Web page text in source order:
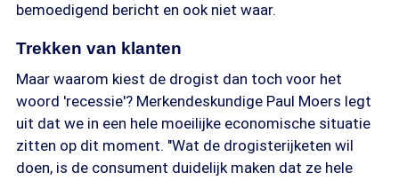
bemoedigend bericht en ook niet waar.
Trekken van klanten
Maar waarom kiest de drogist dan toch voor het
woord 'recessie'? Merkendeskundige Paul Moers legt
uit dat we in een hele moeilijke economische situatie
zitten op dit moment. "Wat de drogisterijketen wil
doen, is de consument duidelijk maken dat ze hele